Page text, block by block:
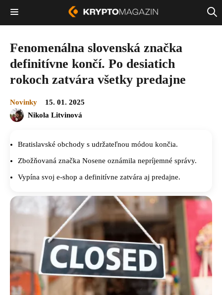
Fenomenálna slovenská značka
definitívne končí. Po desiatich
rokoch zatvára všetky predajne
Novinky
15. 01. 2025
Nikola Litvinová
Bratislavské obchody s udržateľnou módou končia.
Zbožňovaná značka Nosene oznámila nepríjemné správy.
Vypína svoj e-shop a definitívne zatvára aj predajne.